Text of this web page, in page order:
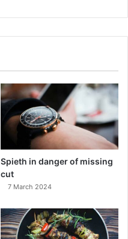
Spieth in danger of missing
cut
7 March 2024